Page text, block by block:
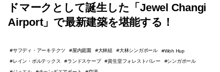
ドマークとして誕生した「Jewel Changi
Airport」で最新建築を堪能する！
サフディ・アーキテクツ 屋内庭園 大林組 大林シンガポール
Woh Hup
レイン・ボルテックス
ランドスケープ 資生堂フォレストバレー
シンガポール